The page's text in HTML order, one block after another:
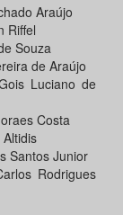
Araújo
Riffel
Souza
de Araújo
Luciano de
Costa
Santos Junior
Rodrigues